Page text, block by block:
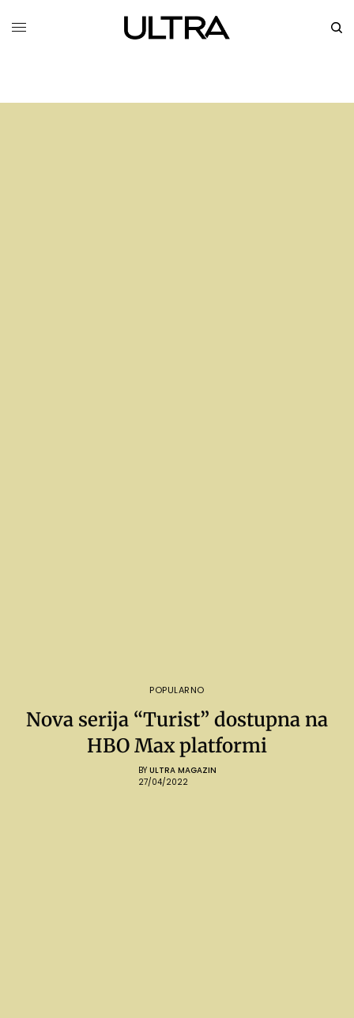
POPULARNO
Nova serija “Turist” dostupna na
HBO Max platformi
BY ULTRA MAGAZIN
27/04/2022